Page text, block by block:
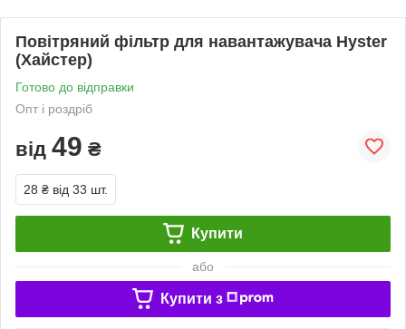
Повітряний фільтр для навантажувача Hyster
(Хайстер)
Готово до відправки
Опт і роздріб
від 49 ₴
28 ₴ від 33 шт.
Купити
або
Купити з